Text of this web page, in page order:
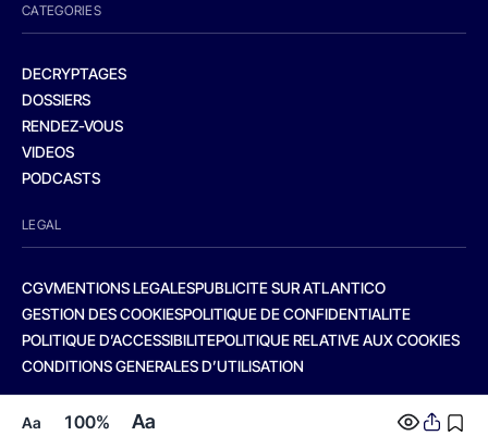
Aa 100% Aa
CATEGORIES
DECRYPTAGES
DOSSIERS
RENDEZ-VOUS
VIDEOS
PODCASTS
LEGAL
CGVMENTIONS LEGALESPUBLICITE SUR ATLANTICO
GESTION DES COOKIESPOLITIQUE DE CONFIDENTIALITE
POLITIQUE D’ACCESSIBILITEPOLITIQUE RELATIVE AUX COOKIES
CONDITIONS GENERALES D’UTILISATION